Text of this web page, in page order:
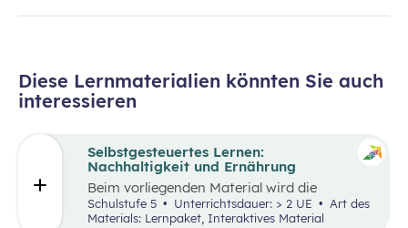
Diese Lernmaterialien könnten Sie auch
interessieren
Selbstgesteuertes Lernen:
Nachhaltigkeit und Ernährung
Beim vorliegenden Material wird die
Lernumgebung viachabaDoozur Verfügung
gestellt und mit einem analogen Lernplan
Schulstufe 5 Unterrichtsdauer: > 2 UE
Materials: Lernpaket, Interaktives Material